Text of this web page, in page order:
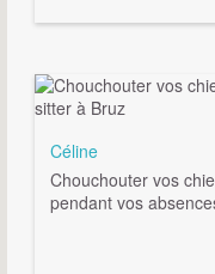
Céline
Chouchouter vos
pendant vos